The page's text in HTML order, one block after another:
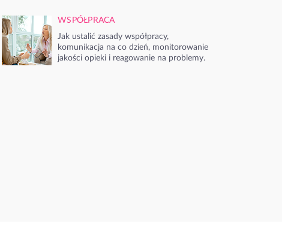
WSPÓŁPRACA
Jak ustalić zasady współpracy,
komunikacja na co dzień, monitorowanie
jakości opieki i reagowanie na problemy.